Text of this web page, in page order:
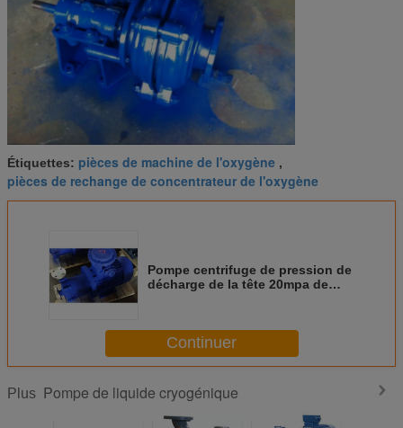
Étiquettes: pièces de machine de l'oxygène ,
pièces de rechange de concentrateur de l'oxygène
Pompe centrifuge de pression de
décharge de la tête 20mpa de
d'eau de mer
Continuer
Plus Pompe de liquide cryogénique